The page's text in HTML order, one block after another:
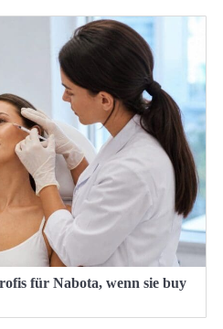
für Nabota, wenn sie buy